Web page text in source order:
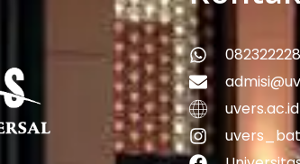
uvers.ac.id